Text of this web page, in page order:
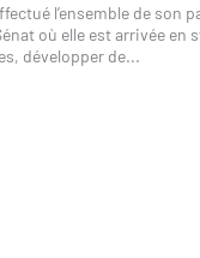
l’ensemble de son
où elle est arrivée en
développer de...